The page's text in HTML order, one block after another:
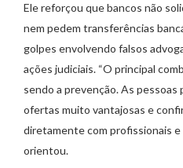
Ele reforçou que bancos não
nem pedem transferências
golpes envolvendo falsos
ações judiciais. “O principal
sendo a prevenção. As pessoas
ofertas muito vantajosas e
diretamente com profissionais e
orientou.